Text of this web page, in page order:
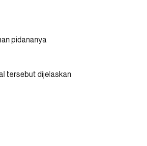
pidananya
tersebut dijelaskan